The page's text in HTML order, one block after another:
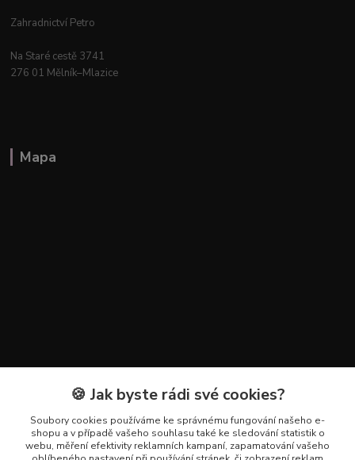
Zahradnictví Petro
Na Staré cestě 3741
276 01 Mělník–Mlazice
Mapa
Kontakty
+420 602 223 614
🍪 Jak byste rádi své cookies?
Soubory cookies používáme ke správnému fungování našeho e-
shopu a v případě vašeho souhlasu také ke sledování statistik o
webu, měření efektivity reklamních kampaní, zapamatování vašeho